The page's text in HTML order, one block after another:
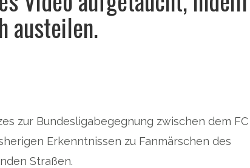
austeilen.
zur Bundesligabegegnung zwischen dem FC
Erkenntnissen zu Fanmärschen des
Straßen.